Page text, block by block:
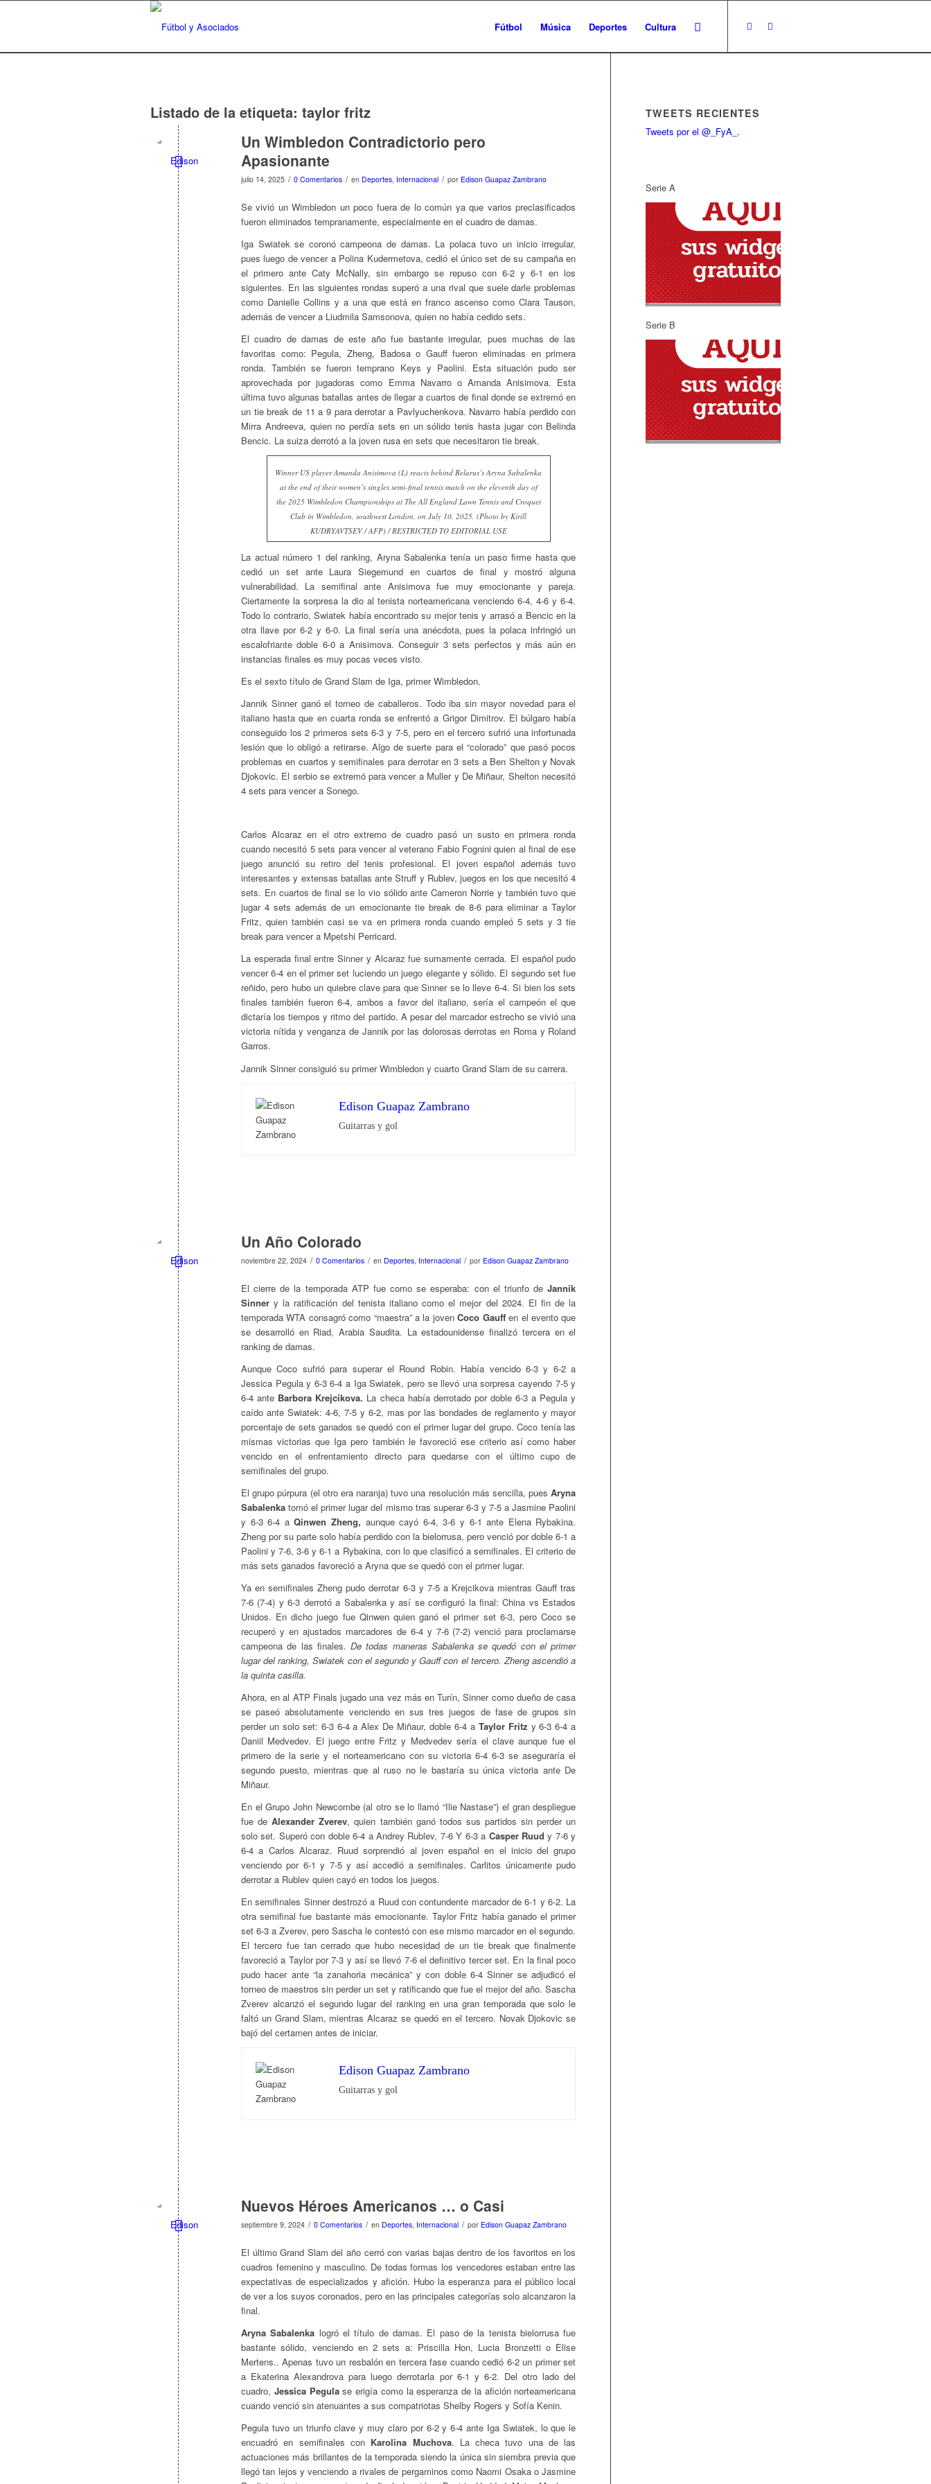
Fútbol Música Deportes Cultura
Listado de la etiqueta: taylor fritz
Un Wimbledon Contradictorio pero
Apasionante
julio 14, 2025 / 0 Comentarios / en Deportes, Internacional / por Edison Guapaz Zambrano
Se vivió un Wimbledon un poco fuera de lo común ya que varios preclasificados
fueron eliminados tempranamente, especialmente en el cuadro de damas.
Iga Swiatek se coronó campeona de damas. La polaca tuvo un inicio irregular,
pues luego de vencer a Polina Kudermetova, cedió el único set de su campaña en
el primero ante Caty McNally, sin embargo se repuso con 6-2 y 6-1 en los
siguientes. En las siguientes rondas superó a una rival que suele darle problemas
como Danielle Collins y a una que está en franco ascenso como Clara Tauson,
además de vencer a Liudmila Samsonova, quien no había cedido sets.
El cuadro de damas de este año fue bastante irregular, pues muchas de las
favoritas como: Pegula, Zheng, Badosa o Gauff fueron eliminadas en primera
ronda. También se fueron temprano Keys y Paolini. Esta situación pudo ser
aprovechada por jugadoras como Emma Navarro o Amanda Anisimova. Esta
última tuvo algunas batallas antes de llegar a cuartos de final donde se extremó en
un tie break de 11 a 9 para derrotar a Pavlyuchenkova. Navarro había perdido con
Mirra Andreeva, quien no perdía sets en un sólido tenis hasta jugar con Belinda
Bencic. La suiza derrotó a la joven rusa en sets que necesitaron tie break.
Winner US player Amanda Anisimova (L) reacts behind Belarus’s Aryna Sabalenka
at the end of their women’s singles semi-final tennis match on the eleventh day of
the 2025 Wimbledon Championships at The All England Lawn Tennis and Croquet
Club in Wimbledon, southwest London, on July 10, 2025. (Photo by Kirill
KUDRYAVTSEV / AFP) / RESTRICTED TO EDITORIAL USE
La actual número 1 del ranking, Aryna Sabalenka tenía un paso firme hasta que
cedió un set ante Laura Siegemund en cuartos de final y mostró alguna
vulnerabilidad. La semifinal ante Anisimova fue muy emocionante y pareja.
Ciertamente la sorpresa la dio al tenista norteamericana venciendo 6-4, 4-6 y 6-4.
Todo lo contrario, Swiatek había encontrado su mejor tenis y arrasó a Bencic en la
otra llave por 6-2 y 6-0. La final sería una anécdota, pues la polaca infringió un
escalofriante doble 6-0 a Anisimova. Conseguir 3 sets perfectos y más aún en
instancias finales es muy pocas veces visto.
Es el sexto título de Grand Slam de Iga, primer Wimbledon.
Jannik Sinner ganó el torneo de caballeros. Todo iba sin mayor novedad para el
italiano hasta que en cuarta ronda se enfrentó a Grigor Dimitrov. El búlgaro había
conseguido los 2 primeros sets 6-3 y 7-5, pero en el tercero sufrió una infortunada
lesión que lo obligó a retirarse. Algo de suerte para el “colorado” que pasó pocos
problemas en cuartos y semifinales para derrotar en 3 sets a Ben Shelton y Novak
Djokovic. El serbio se extremó para vencer a Muller y De Miñaur, Shelton necesitó
4 sets para vencer a Sonego.
Carlos Alcaraz en el otro extremo de cuadro pasó un susto en primera ronda
cuando necesitó 5 sets para vencer al veterano Fabio Fognini quien al final de ese
juego anunció su retiro del tenis profesional. El joven español además tuvo
interesantes y extensas batallas ante Struff y Rublev, juegos en los que necesitó 4
sets. En cuartos de final se lo vio sólido ante Cameron Norrie y también tuvo que
jugar 4 sets además de un emocionante tie break de 8-6 para eliminar a Taylor
Fritz, quien también casi se va en primera ronda cuando empleó 5 sets y 3 tie
break para vencer a Mpetshi Perricard.
La esperada final entre Sinner y Alcaraz fue sumamente cerrada. El español pudo
vencer 6-4 en el primer set luciendo un juego elegante y sólido. El segundo set fue
reñido, pero hubo un quiebre clave para que Sinner se lo lleve 6-4. Si bien los sets
finales también fueron 6-4, ambos a favor del italiano, sería el campeón el que
dictaría los tiempos y ritmo del partido. A pesar del marcador estrecho se vivió una
victoria nítida y venganza de Jannik por las dolorosas derrotas en Roma y Roland
Garros.
Jannik Sinner consiguió su primer Wimbledon y cuarto Grand Slam de su carrera.
Edison Guapaz Zambrano
Guitarras y gol
Un Año Colorado
noviembre 22, 2024 / 0 Comentarios / en Deportes Internacional / por Edison Guapaz Zambrano
El cierre de la temporada ATP fue como se esperaba: con el triunfo de Jannik
Sinner y la ratificación del tenista italiano como el mejor del 2024. El fin de la
temporada WTA consagró como “maestra” a la jovenCoco Gauffen el evento que
se desarrolló en Riad, Arabia Saudita. La estadounidense finalizó tercera en el
ranking de damas.
Aunque Coco sufrió para superar el Round Robin. Había vencido 6-3 y 6-2 a
Jessica Pegula y 6-3 6-4 a Iga Swiatek, pero se llevó una sorpresa cayendo 7-5 y
6-4 ante Barbora Krejcikova. La checa había derrotado por doble 6-3 a Pegula y
caído ante Swiatek: 4-6, 7-5 y 6-2, mas por las bondades de reglamento y mayor
porcentaje de sets ganados se quedó con el primer lugar del grupo. Coco tenía las
mismas victorias que Iga pero también le favoreció ese criterio así como haber
vencido en el enfrentamiento directo para quedarse con el último cupo de
semifinales del grupo.
El grupo púrpura (el otro era naranja) tuvo una resolución más sencilla, puesAryna
Sabalenka tomó el primer lugar del mismo tras superar 6-3 y 7-5 a Jasmine Paolini
y 6-3 6-4 aQinwen Zheng, aunque cayó 6-4, 3-6 y 6-1 ante Elena Rybakina.
Zheng por su parte solo había perdido con la bielorrusa, pero venció por doble 6-1 a
Paolini y 7-6, 3-6 y 6-1 a Rybakina, con lo que clasificó a semifinales. El criterio de
más sets ganados favoreció a Aryna que se quedó con el primer lugar.
Ya en semifinales Zheng pudo derrotar 6-3 y 7-5 a Krejcikova mientras Gauff tras
7-6 (7-4) y 6-3 derrotó a Sabalenka y así se configuró la final: China vs Estados
Unidos. En dicho juego fue Qinwen quien ganó el primer set 6-3, pero Coco se
recuperó y en ajustados marcadores de 6-4 y 7-6 (7-2) venció para proclamarse
campeona de las finales.De todas maneras Sabalenka se quedó con el primer
lugar del ranking, Swiatek con el segundo y Gauff con el tercero. Zheng ascendió a
la quinta casilla.
Ahora, en al ATP Finals jugado una vez más en Turín, Sinner como dueño de casa
se paseó absolutamente venciendo en sus tres juegos de fase de grupos sin
perder un solo set: 6-3 6-4 a Alex De Miñaur, doble 6-4 a Taylor Fritz y 6-3 6-4 a
Daniil Medvedev. El juego entre Fritz y Medvedev sería el clave aunque fue el
primero de la serie y el norteamericano con su victoria 6-4 6-3 se aseguraría el
segundo puesto, mientras que al ruso no le bastaría su única victoria ante De
Miñaur.
En el Grupo John Newcombe (al otro se lo llamó “Ilie Nastase”) el gran despliegue
fue deAlexander Zverev, quien también ganó todos sus partidos sin perder un
solo set. Superó con doble 6-4 a Andrey Rublev, 7-6 Y 6-3 a Casper Ruud y 7-6 y
6-4 a Carlos Alcaraz. Ruud sorprendió al joven español en el inicio del grupo
venciendo por 6-1 y 7-5 y así accedió a semifinales. Carlitos únicamente pudo
derrotar a Rublev quien cayó en todos los juegos.
En semifinales Sinner destrozó a Ruud con contundente marcador de 6-1 y 6-2. La
otra semifinal fue bastante más emocionante. Taylor Fritz había ganado el primer
set 6-3 a Zverev, pero Sascha le contestó con ese mismo marcador en el segundo.
El tercero fue tan cerrado que hubo necesidad de un tie break que finalmente
favoreció a Taylor por 7-3 y así se llevó 7-6 el definitivo tercer set. En la final poco
pudo hacer ante “la zanahoria mecánica” y con doble 6-4 Sinner se adjudicó el
torneo de maestros sin perder un set y ratificando que fue el mejor del año. Sascha
Zverev alcanzó el segundo lugar del ranking en una gran temporada que solo le
faltó un Grand Slam, mientras Alcaraz se quedó en el tercero. Novak Djokovic se
bajó del certamen antes de iniciar.
Edison Guapaz Zambrano
Guitarras y gol
Nuevos Héroes Americanos … o Casi
septiembre 9, 2024 / 0 Comentarios / en Deportes Internacional / por Edison Guapaz Zambrano
El último Grand Slam del año cerró con varias bajas dentro de los favoritos en los
cuadros femenino y masculino. De todas formas los vencedores estaban entre las
expectativas de especializados y afición. Hubo la esperanza para el público local
de ver a los suyos coronados, pero en las principales categorías solo alcanzaron la
final.
Aryna Sabalenka logró el título de damas. El paso de la tenista bielorrusa fue
bastante sólido, venciendo en 2 sets a: Priscilla Hon, Lucia Bronzetti o Elise
Mertens.. Apenas tuvo un resbalón en tercera fase cuando cedió 6-2 un primer set
a Ekaterina Alexandrova para luego derrotarla por 6-1 y 6-2. Del otro lado del
cuadro, Jessica Pegulase erigía como la esperanza de la afición norteamericana
cuando venció sin atenuantes a sus compatriotas Shelby Rogers y Sofía Kenin.
Pegula tuvo un triunfo clave y muy claro por 6-2 y 6-4 ante Iga Swiatek, lo que le
encuadró en semifinales con Karolina Muchova. La checa tuvo una de las
actuaciones más brillantes de la temporada siendo la única sin siembra previa que
llegó tan lejos y venciendo a rivales de pergaminos como Naomi Osaka o Jasmine
TWEETS RECIENTES
Tweets por el @_FyA_.
Serie A
Serie B